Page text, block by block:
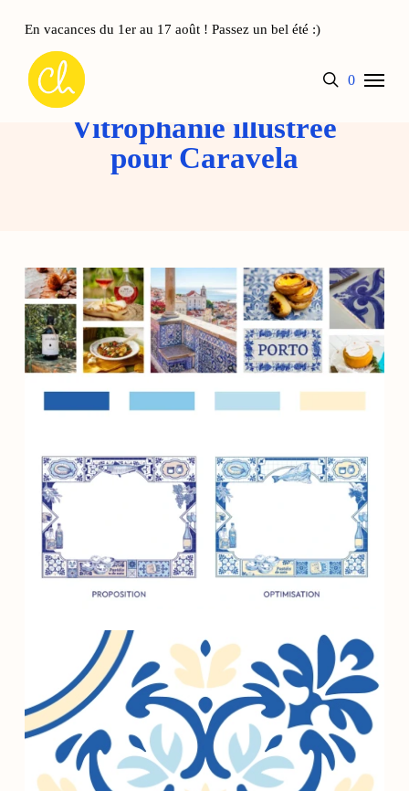
content
En vacances du 1er au 17 août ! Passez un bel été :)
search
account
0
Menu
PanierClose
Cart
Vitrophanie illustrée
pour Caravela